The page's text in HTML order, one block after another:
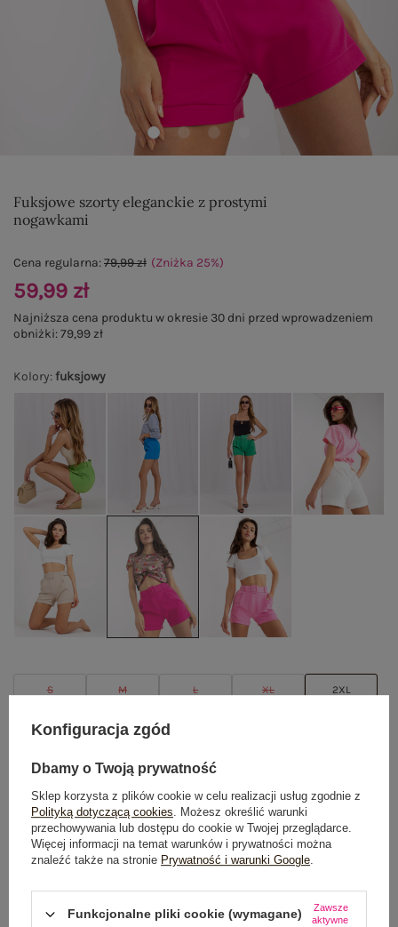
Fuksjowe szorty eleganckie z prostymi
nogawkami
Kolory:fuksjowy
S M L XL 2XL
TABELA ROZMIARÓW
Cena regularna:79,99 zł (Zniżka 25%)
59,99 zł
Najniższa cena produktu w okresie 30 dni przed wprowadzeniem
obniżki:79,99 zł
DODAJ DO KOSZYKA
Możesz kupić także poprzez:
Konfiguracja zgód
Dbamy o Twoją prywatność
Sklep korzysta z plików cookie w celu realizacji usług zgodnie z
Polityką dotyczącą cookies. Możesz określić warunki
przechowywania lub dostępu do cookie w Twojej przeglądarce.
Więcej informacji na temat warunków i prywatności można
znaleźć także na stronie Prywatność i warunki Google.
Funkcjonalne pliki cookie (wymagane)
Zawsze
aktywne